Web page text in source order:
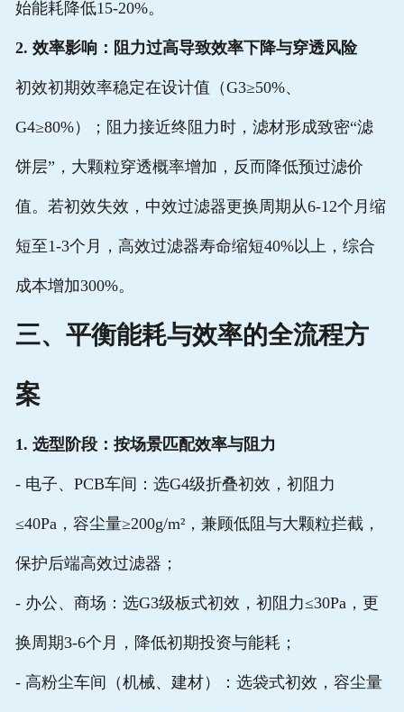
始能耗降低15-20%。
2. 效率影响：阻力过高导致效率下降与穿透风险
初效初期效率稳定在设计值（G3≥50%、
G4≥80%）；阻力接近终阻力时，滤材形成致密“滤
饼层”，大颗粒穿透概率增加，反而降低预过滤价
值。若初效失效，中效过滤器更换周期从6-12个月缩
短至1-3个月，高效过滤器寿命缩短40%以上，综合
成本增加300%。
三、平衡能耗与效率的全流程方
案
1. 选型阶段：按场景匹配效率与阻力
- 电子、PCB车间：选G4级折叠初效，初阻力
≤40Pa，容尘量≥200g/m²，兼顾低阻与大颗粒拦截，
保护后端高效过滤器；
- 办公、商场：选G3级板式初效，初阻力≤30Pa，更
换周期3-6个月，降低初期投资与能耗；
- 高粉尘车间（机械、建材）：选袋式初效，容尘量